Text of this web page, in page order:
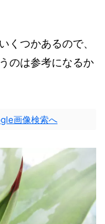
くつかあるので、
のは参考になるか
画像検索へ